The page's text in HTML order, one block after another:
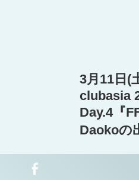
3月11日(
clubasia
Day.4『
Daokoの